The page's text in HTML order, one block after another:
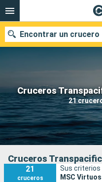
Cruceros
21
Encontrar un crucero
Nuestros destinos
Fecha de salida
Puertos
Cruceros
21
cruceros
Sus criterios
MSC